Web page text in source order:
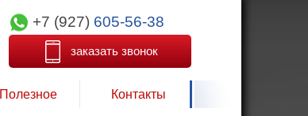
+7 (927) 605-56-38
заказать звонок
Полезное Контакты